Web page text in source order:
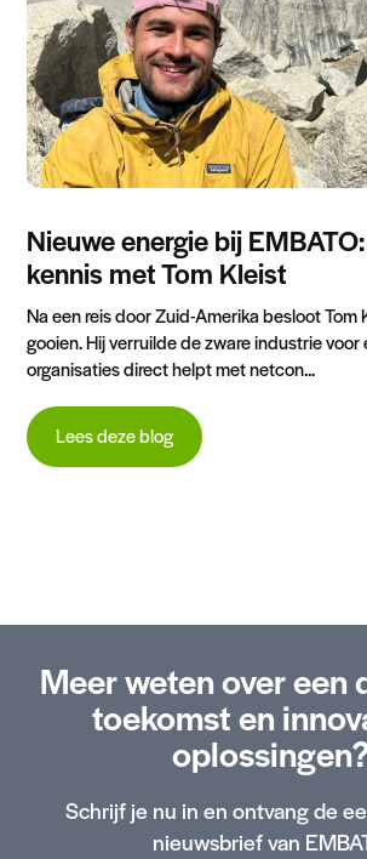
Nieuwe energie bij
kennis met Tom Kleist
Na een reis door Zuid-Amerika besloot Tom
gooien. Hij verruilde de zware industrie voor
organisaties direct helpt met netcon...
Lees deze blog
Meer weten over een
toekomst en
Schrijf je nu in en ontvang de
nieuwsbrief van